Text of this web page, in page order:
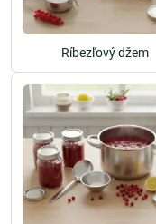
Ríbezľový džem